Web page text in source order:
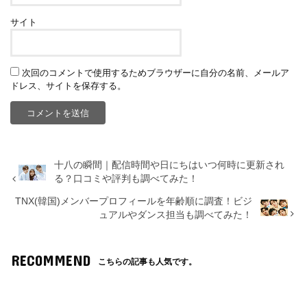
サイト
次回のコメントで使用するためブラウザーに自分の名前、メールア
ドレス、サイトを保存する。
十八の瞬間｜配信時間や日にちはいつ何時に更新され
る？口コミや評判も調べてみた！
TNX(韓国)メンバープロフィールを年齢順に調査！ビジ
ュアルやダンス担当も調べてみた！
RECOMMEND こちらの記事も人気です。